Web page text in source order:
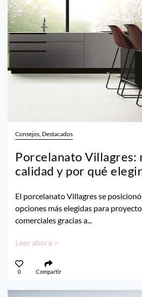
Consejos, Destacados
Porcelanato Villagres:
calidad y por qué
El porcelanato Villagres se
opciones más elegidas para
comerciales gracias a...
Leer ahora >
0 Compartir